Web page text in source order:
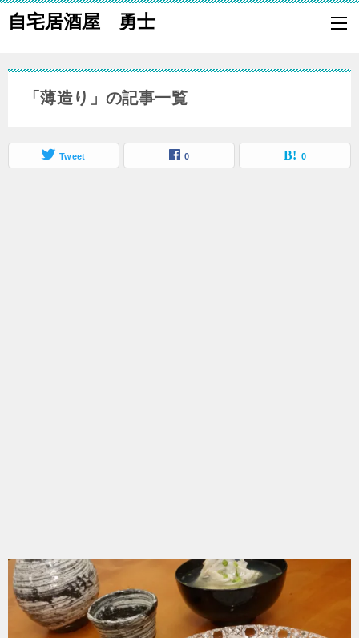
自宅居酒屋 勇士
自宅で居酒屋の「酒の肴」になる料理を楽しく作り、家族や親族に友
「薄造り」の記事一覧
Tweet 0 0